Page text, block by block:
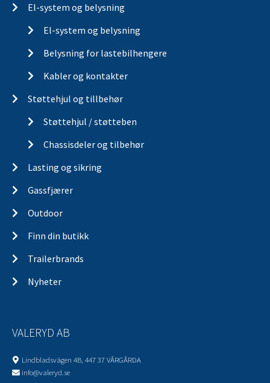
El-system og belysning
El-system og belysning
Belysning for lastebilhengere
Kabler og kontakter
Støttehjul og tillbehør
Støttehjul / støtteben
Chassisdeler og tilbehør
Lasting og sikring
Gassfjærer
Outdoor
Finn din butikk
Trailerbrands
Nyheter
VALERYD AB
Lindbladsvägen 4B, 447 37 VÅRGÅRDA
info@valeryd.se